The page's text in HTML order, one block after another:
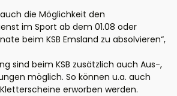
die Möglichkeit den
im Sport ab dem 01.08 oder
beim KSB Emsland zu absolvieren“,
sind beim KSB zusätzlich auch Aus-,
möglich. So können u.a. auch
erworben werden.